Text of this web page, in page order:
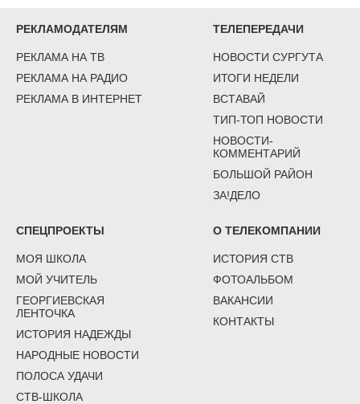
РЕКЛАМОДАТЕЛЯМ
РЕКЛАМА НА ТВ
РЕКЛАМА НА РАДИО
РЕКЛАМА В ИНТЕРНЕТ
ТЕЛЕПЕРЕДАЧИ
НОВОСТИ СУРГУТА
ИТОГИ НЕДЕЛИ
ВСТАВАЙ
ТИП-ТОП НОВОСТИ
НОВОСТИ-
КОММЕНТАРИЙ
БОЛЬШОЙ РАЙОН
ЗА!ДЕЛО
СПЕЦПРОЕКТЫ
МОЯ ШКОЛА
МОЙ УЧИТЕЛЬ
ГЕОРГИЕВСКАЯ
ЛЕНТОЧКА
ИСТОРИЯ НАДЕЖДЫ
НАРОДНЫЕ НОВОСТИ
ПОЛОСА УДАЧИ
СТВ-ШКОЛА
О ТЕЛЕКОМПАНИИ
ИСТОРИЯ СТВ
ФОТОАЛЬБОМ
ВАКАНСИИ
КОНТАКТЫ